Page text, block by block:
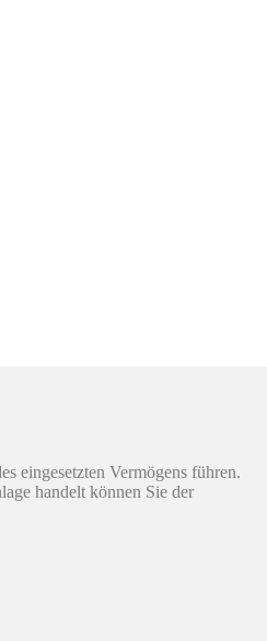
eingesetzten Vermögens führen.
handelt können Sie der